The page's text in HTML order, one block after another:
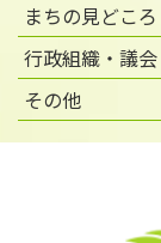
まちの見どころ
行政組織・議会
その他